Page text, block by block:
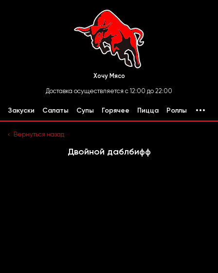
Хочу Мясо
Доставка осуществляется с 12:00 до 22:00
Закуски Салаты Супы Горячее Пицца Роллы
Вернуться назад
Двойной даблбифф